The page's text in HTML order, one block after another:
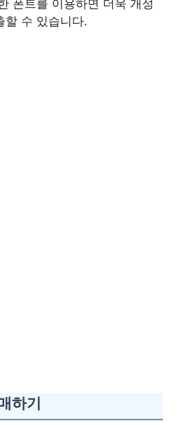
폰트를 이용하면 더욱 개성
할 수 있습니다.
하기